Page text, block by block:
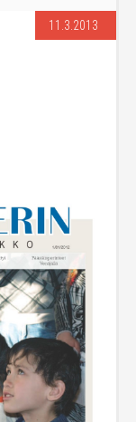
11.3.2013